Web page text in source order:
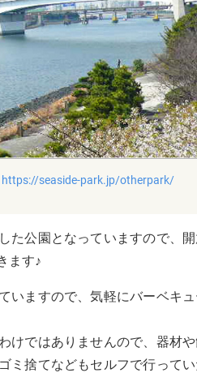
https://seaside-park.jp/otherpark/
た公園となっていますので、
ます♪
いますので、気軽にバーベキ
けではありませんので、器材
ミ捨てなどもセルフで行って